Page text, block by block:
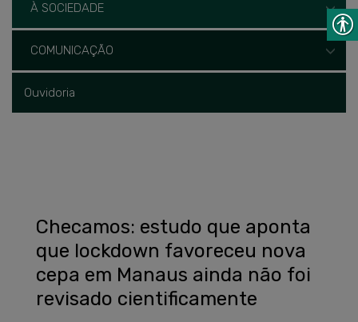
À SOCIEDADE
COMUNICAÇÃO
Ouvidoria
Checamos: estudo que aponta
que lockdown favoreceu nova
cepa em Manaus ainda não foi
revisado cientificamente